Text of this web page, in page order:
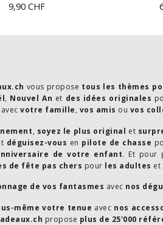
9,90 CHF
vous propose tous les thèmes
, Nouvel An et des idées originales
avec votre famille, vos amis ou vos
, soyez le plus original et
déguisez-vous en pilote de chasse
de votre enfant. Et pour
de fête pas chers pour les adultes et
de vos fantasmes avec nos
même votre tenue avec nos
propose plus de 25'000